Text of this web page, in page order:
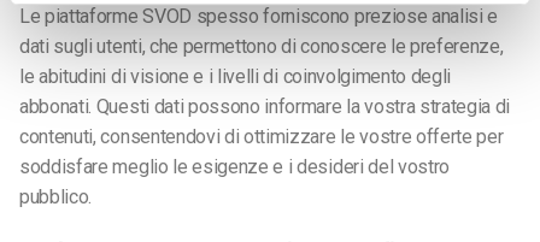
Le piattaforme SVOD spesso forniscono preziose analisi e
dati sugli utenti, che permettono di conoscere le preferenze,
le abitudini di visione e i livelli di coinvolgimento degli
abbonati. Questi dati possono informare la vostra strategia di
contenuti, consentendovi di ottimizzare le vostre offerte per
soddisfare meglio le esigenze e i desideri del vostro
pubblico.